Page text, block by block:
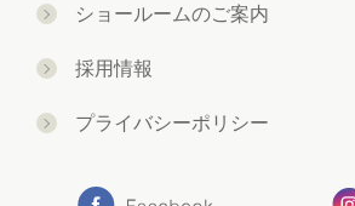
ショールームのご案内
採用情報
プライバシーポリシー